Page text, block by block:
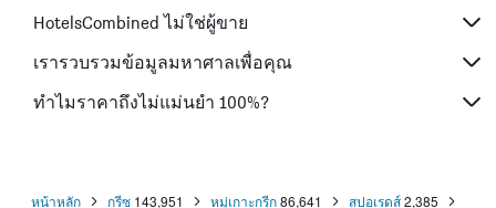
HotelsCombined ไม่ใช่ผู้ขาย
เรารวบรวมข้อมูลมหาศาลเพื่อคุณ
ทำไมราคาถึงไม่แม่นยำ 100%?
หน้าหลัก กรีซ 143,951 หมู่เกาะกรีก86,641 สปอเรดส์2,385